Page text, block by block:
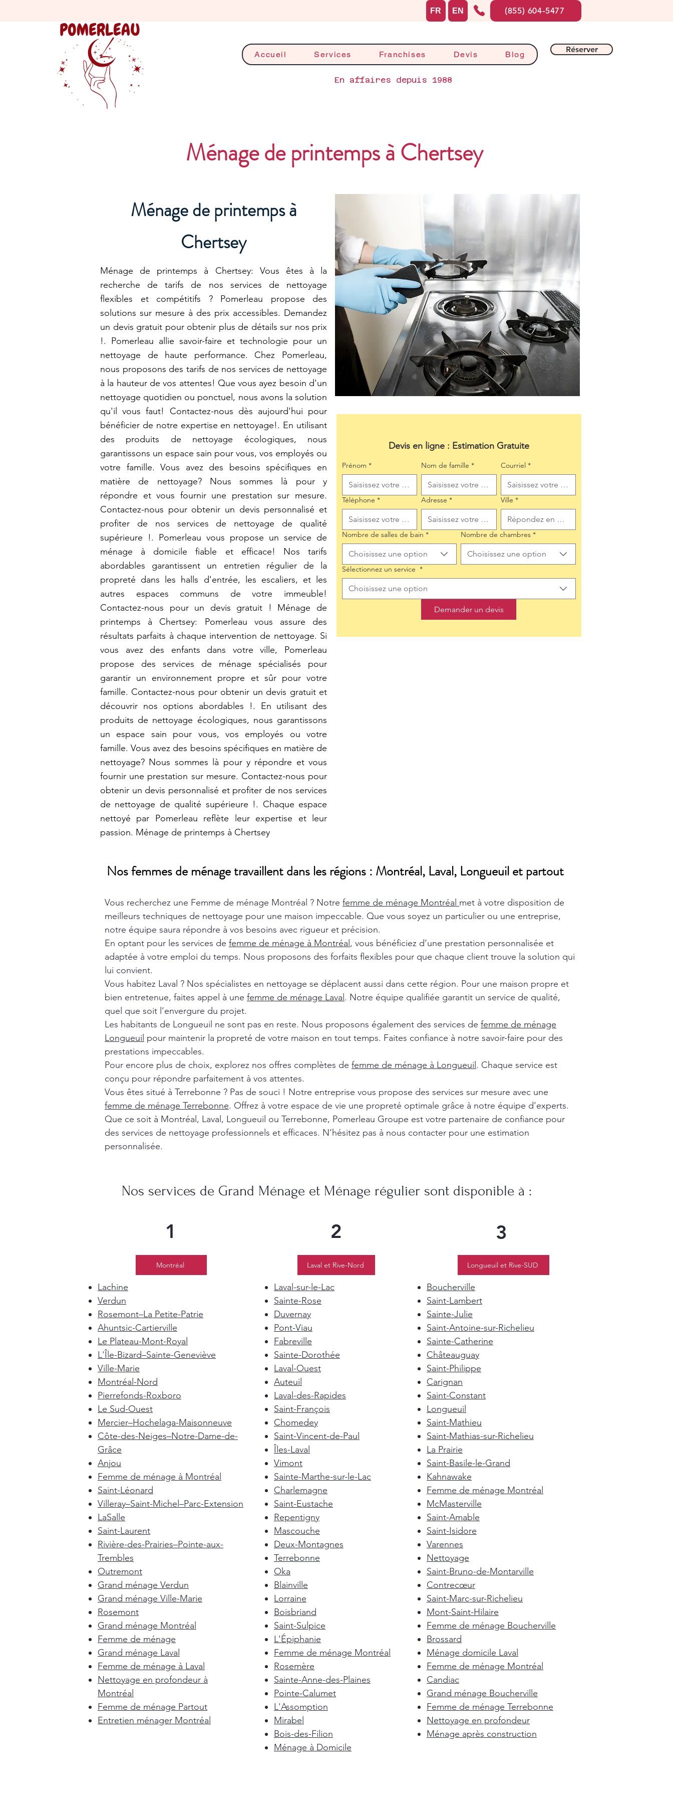
Accueil Services Franchises Devis Blog
Réserver
En affaires depuis 1988
FR EN (855) 604-5477
Ménage de printemps à Chertsey
Ménage de printemps à
Chertsey
Ménage de printemps à Chertsey: Vous êtes à la
recherche de tarifs de nos services de nettoyage
flexibles et compétitifs ? Pomerleau propose des
solutions sur mesure à des prix accessibles. Demandez
un devis gratuit pour obtenir plus de détails sur nos prix
!. Pomerleau allie savoir-faire et technologie pour un
nettoyage de haute performance. Chez Pomerleau,
nous proposons des tarifs de nos services de nettoyage
à la hauteur de vos attentes! Que vous ayez besoin d'un
nettoyage quotidien ou ponctuel, nous avons la solution
qu'il vous faut! Contactez-nous dès aujourd'hui pour
bénéficier de notre expertise en nettoyage!. En utilisant
des produits de nettoyage écologiques, nous
garantissons un espace sain pour vous, vos employés ou
votre famille. Vous avez des besoins spécifiques en
matière de nettoyage? Nous sommes là pour y
répondre et vous fournir une prestation sur mesure.
Contactez-nous pour obtenir un devis personnalisé et
profiter de nos services de nettoyage de qualité
supérieure !. Pomerleau vous propose un service de
ménage à domicile fiable et efficace! Nos tarifs
abordables garantissent un entretien régulier de la
propreté dans les halls d'entrée, les escaliers, et les
autres espaces communs de votre immeuble!
Contactez-nous pour un devis gratuit ! Ménage de
printemps à Chertsey: Pomerleau vous assure des
résultats parfaits à chaque intervention de nettoyage. Si
vous avez des enfants dans votre ville, Pomerleau
propose des services de ménage spécialisés pour
garantir un environnement propre et sûr pour votre
famille. Contactez-nous pour obtenir un devis gratuit et
découvrir nos options abordables !. En utilisant des
produits de nettoyage écologiques, nous garantissons
un espace sain pour vous, vos employés ou votre
famille. Vous avez des besoins spécifiques en matière de
nettoyage? Nous sommes là pour y répondre et vous
fournir une prestation sur mesure. Contactez-nous pour
obtenir un devis personnalisé et profiter de nos services
de nettoyage de qualité supérieure !. Chaque espace
nettoyé par Pomerleau reflète leur expertise et leur
passion. Ménage de printemps à Chertsey
Devis en ligne : Estimation Gratuite
Prénom * Nom de famille * Courriel *
Téléphone * Adresse * Ville *
Nombre de salles de bain *
Choisissez une option
Nombre de chambres *
Choisissez une option
Sélectionnez un service *
Choisissez une option
Demander un devis
Nos femmes de ménage travaillent dans les régions : Montréal, Laval, Longueuil et partout
Vous recherchez une Femme de ménage Montréal ? Notre femme de ménage Montréal met à votre disposition de
meilleurs techniques de nettoyage pour une maison impeccable. Que vous soyez un particulier ou une entreprise,
notre équipe saura répondre à vos besoins avec rigueur et précision.
En optant pour les services de femme de ménage à Montréal , vous bénéficiez d’une prestation personnalisée et
adaptée à votre emploi du temps. Nous proposons des forfaits flexibles pour que chaque client trouve la solution qui
lui convient.
Vous habitez Laval ? Nos spécialistes en nettoyage se déplacent aussi dans cette région. Pour une maison propre et
bien entretenue, faites appel à une femme de ménage Laval . Notre équipe qualifiée garantit un service de qualité,
quel que soit l’envergure du projet.
Les habitants de Longueuil ne sont pas en reste. Nous proposons également des services de femme de ménage
Longueuil pour maintenir la propreté de votre maison en tout temps. Faites confiance à notre savoir-faire pour des
prestations impeccables.
Pour encore plus de choix, explorez nos offres complètes de femme de ménage à Longueuil . Chaque service est
conçu pour répondre parfaitement à vos attentes.
Vous êtes situé à Terrebonne ? Pas de souci ! Notre entreprise vous propose des services sur mesure avec une
femme de ménage Terrebonne. Offrez à votre espace de vie une propreté optimale grâce à notre équipe d’experts.
Que ce soit à Montréal, Laval, Longueuil ou Terrebonne, Pomerleau Groupe est votre partenaire de confiance pour
des services de nettoyage professionnels et efficaces. N’hésitez pas à nous contacter pour une estimation
personnalisée.
Nos services de Grand Ménage et Ménage régulier sont disponible à :
1
Montréal
Lachine
Verdun
Rosemont–La Petite-Patrie
Ahuntsic-Cartierville
Le Plateau-Mont-Royal
L'Île-Bizard–Sainte-Geneviève
Ville-Marie
Montréal-Nord
Pierrefonds-Roxboro
Le Sud-Ouest
Mercier–Hochelaga-Maisonneuve
Côte-des-Neiges–Notre-Dame-de-
Grâce
Anjou
Femme de ménage à Montréal
Saint-Léonard
Villeray–Saint-Michel–Parc-Extension
LaSalle
Saint-Laurent
Rivière-des-Prairies–Pointe-aux-
Trembles
Outremont
Grand ménage Verdun
Grand ménage Ville-Marie
Rosemont
Grand ménage Montréal
Femme de ménage
Grand ménage Laval
Femme de ménage à Laval
Nettoyage en profondeur à
Montréal
Femme de ménage Partout
Entretien ménager Montréal
2
Laval et Rive-Nord
Laval-sur-le-Lac
Sainte-Rose
Duvernay
Pont-Viau
Fabreville
Sainte-Dorothée
Laval-Ouest
Auteuil
Laval-des-Rapides
Saint-François
Chomedey
Saint-Vincent-de-Paul
Îles-Laval
Vimont
Sainte-Marthe-sur-le-Lac
Charlemagne
Saint-Eustache
Repentigny
Mascouche
Deux-Montagnes
Terrebonne
Oka
Blainville
Lorraine
Boisbriand
Saint-Sulpice
L'Épiphanie
Femme de ménage Montréal
Rosemère
Sainte-Anne-des-Plaines
Pointe-Calumet
L'Assomption
Mirabel
Bois-des-Filion
Ménage à Domicile
3
Longueuil et Rive-SUD
Boucherville
Saint-Lambert
Sainte-Julie
Saint-Antoine-sur-Richelieu
Sainte-Catherine
Châteauguay
Saint-Philippe
Carignan
Saint-Constant
Longueuil
Saint-Mathieu
Saint-Mathias-sur-Richelieu
La Prairie
Saint-Basile-le-Grand
Kahnawake
Femme de ménage Montréal
McMasterville
Saint-Amable
Saint-Isidore
Varennes
Nettoyage
Saint-Bruno-de-Montarville
Contrecœur
Saint-Marc-sur-Richelieu
Mont-Saint-Hilaire
Femme de ménage Boucherville
Brossard
Ménage domicile Laval
Femme de ménage Montréal
Candiac
Grand ménage Boucherville
Femme de ménage Terrebonne
Nettoyage en profondeur
Ménage après construction